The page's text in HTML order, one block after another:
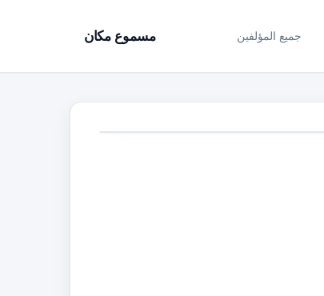
مسموع مكان جميع المؤلفين